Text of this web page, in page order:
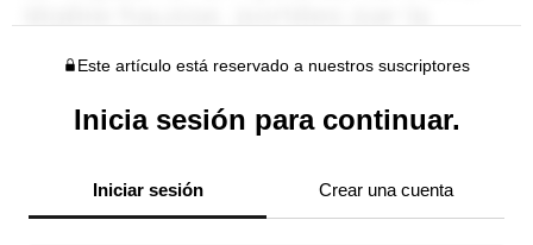
Este artículo está reservado a nuestros suscriptores
Inicia sesión para continuar.
Iniciar sesión Crear una cuenta